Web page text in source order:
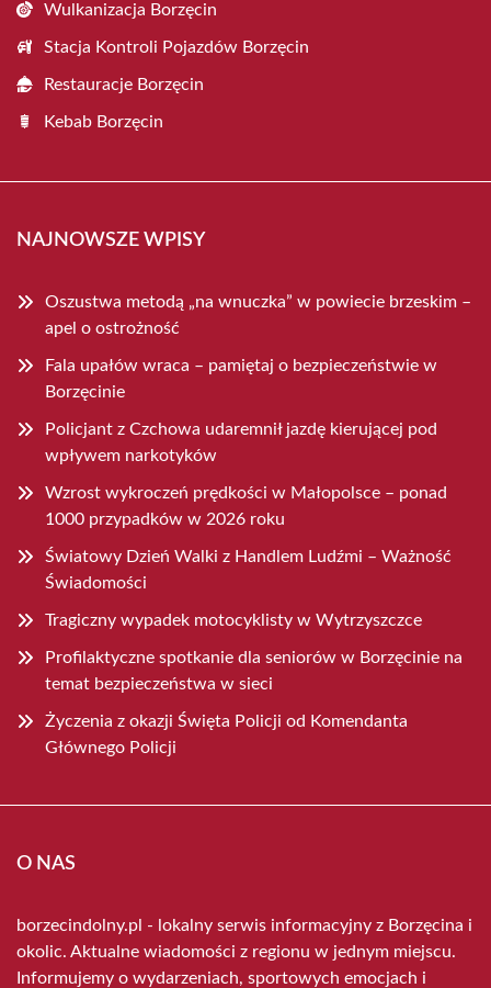
Wulkanizacja Borzęcin
Stacja Kontroli Pojazdów Borzęcin
Restauracje Borzęcin
Kebab Borzęcin
NAJNOWSZE WPISY
Oszustwa metodą „na wnuczka” w powiecie brzeskim –
apel o ostrożność
Fala upałów wraca – pamiętaj o bezpieczeństwie w
Borzęcinie
Policjant z Czchowa udaremnił jazdę kierującej pod
wpływem narkotyków
Wzrost wykroczeń prędkości w Małopolsce – ponad
1000 przypadków w 2026 roku
Światowy Dzień Walki z Handlem Ludźmi – Ważność
Świadomości
Tragiczny wypadek motocyklisty w Wytrzyszczce
Profilaktyczne spotkanie dla seniorów w Borzęcinie na
temat bezpieczeństwa w sieci
Życzenia z okazji Święta Policji od Komendanta
Głównego Policji
O NAS
borzecindolny.pl - lokalny serwis informacyjny z Borzęcina i
okolic. Aktualne wiadomości z regionu w jednym miejscu.
Informujemy o wydarzeniach, sportowych emocjach i